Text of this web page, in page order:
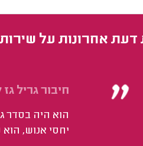
דעת אחרונות על
חיבור גריל
הוא היה בסדר
יחסי אנוש,